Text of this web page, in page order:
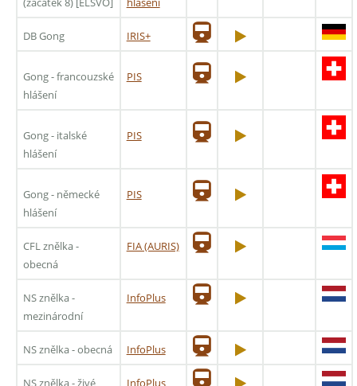
DB Gong IRIS+
Gong - francouzské
hlášení
PIS
Gong - italské
hlášení
PIS
Gong - německé
hlášení
PIS
CFL znělka -
obecná
FIA (AURIS)
NS znělka -
mezinárodní
InfoPlus
NS znělka - obecná InfoPlus
NS znělka - živé InfoPlus